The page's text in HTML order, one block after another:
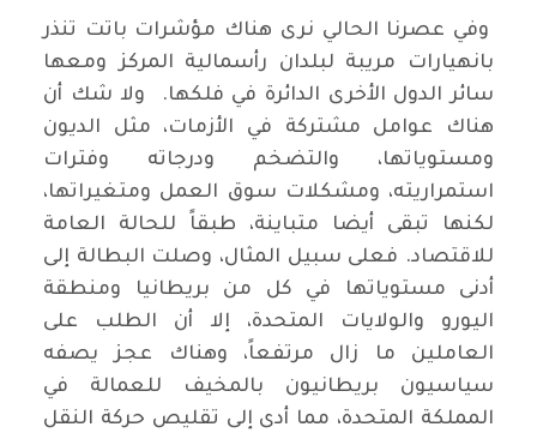
وفي عصرنا الحالي نرى هناك مؤشرات باتت تنذر
بانهيارات مريبة لبلدان رأسمالية المركز ومعها
سائر الدول الأخرى الدائرة في فلكها. ولا شك أن
هناك عوامل مشتركة في الأزمات، مثل الديون
ومستوياتها، والتضخم ودرجاته وفترات
استمراريته، ومشكلات سوق العمل ومتغيراتها،
لكنها تبقى أيضا متباينة، طبقاً للحالة العامة
للاقتصاد. فعلى سبيل المثال، وصلت البطالة إلى
أدنى مستوياتها في كل من بريطانيا ومنطقة
اليورو والولايات المتحدة، إلا أن الطلب على
العاملين ما زال مرتفعاً، وهناك عجز يصفه
سياسيون بريطانيون بالمخيف للعمالة في
المملكة المتحدة، مما أدى إلى تقليص حركة النقل